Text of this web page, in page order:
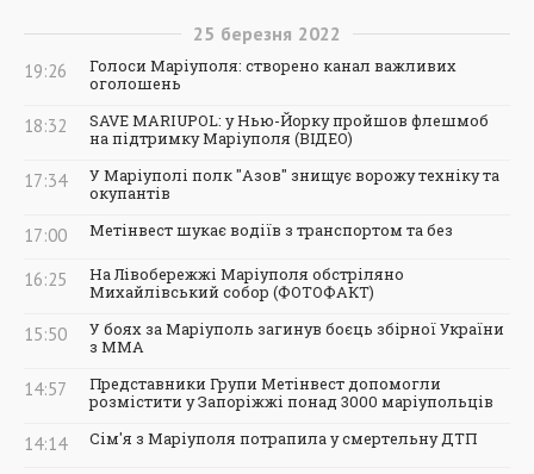
25 березня 2022
19:26
Голоси Маріуполя: створено канал важливих
оголошень
18:32
SAVE MARIUPOL: у Нью-Йорку пройшов флешмоб
на підтримку Маріуполя (ВІДЕО)
17:34
У Маріуполі полк "Азов" знищує ворожу техніку та
окупантів
17:00 Метінвест шукає водіїв з транспортом та без
16:25
На Лівобережжі Маріуполя обстріляно
Михайлівський собор (ФОТОФАКТ)
15:50
У боях за Маріуполь загинув боєць збірної України
з ММА
14:57
Представники Групи Метінвест допомогли
розмістити у Запоріжжі понад 3000 маріупольців
14:14 Сім'я з Маріуполя потрапила у смертельну ДТП